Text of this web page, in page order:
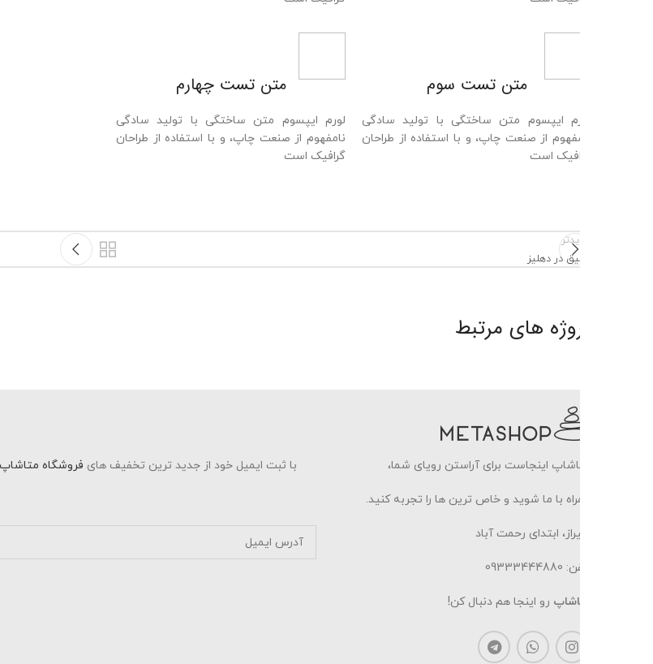
متن تست سوم
ایپسوم متن ساختگی با تولید سادگی
از صنعت چاپ، و با استفاده از طراحان
متن تست چهارم
لورم ایپسوم متن ساختگی با تولید سادگی
نامفهوم از صنعت چاپ، و با استفاده از طراحان
های مرتبط
دکوراسیون آپارتمان تجاری
اینجاست برای آراستن رویای شما،
با ما شوید و خاص ترین ها را تجربه کنید.
ابتدای رحمت آباد
رو اینجا هم دنبال کن!
با ثبت ایمیل خود از جدید ترین تخفیف هایفروشگاه متاشاپبا خبر شوید